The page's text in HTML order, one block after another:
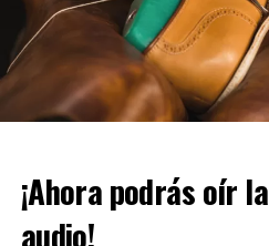
¡Ahora podrás oír
audio!